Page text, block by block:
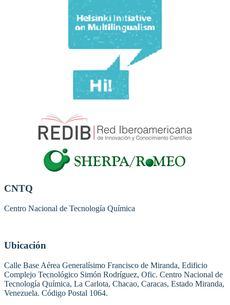
CNTQ
Centro Nacional de Tecnología Química
Ubicación
Calle Base Aérea Generalísimo Francisco de Miranda, Edificio
Complejo Tecnológico Simón Rodríguez, Ofic. Centro Nacional de
Tecnología Química, La Carlota, Chacao, Caracas, Estado Miranda,
Venezuela. Código Postal 1064.